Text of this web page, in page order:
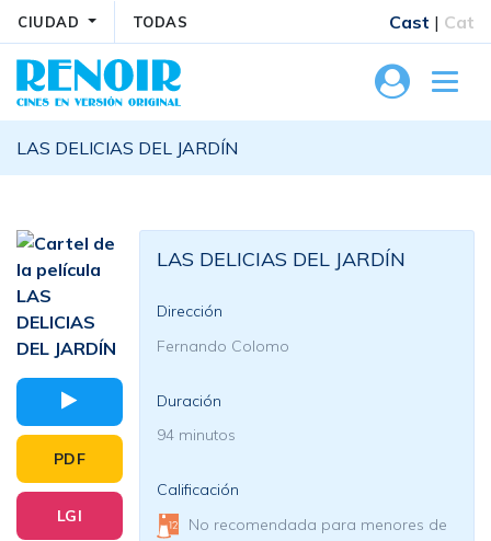
CIUDAD TODAS Cast | Cat
LAS DELICIAS DEL JARDÍN
PDF
LGI
LAS DELICIAS DEL JARDÍN
Dirección
Fernando Colomo
Duración
94 minutos
Calificación
No recomendada para menores de